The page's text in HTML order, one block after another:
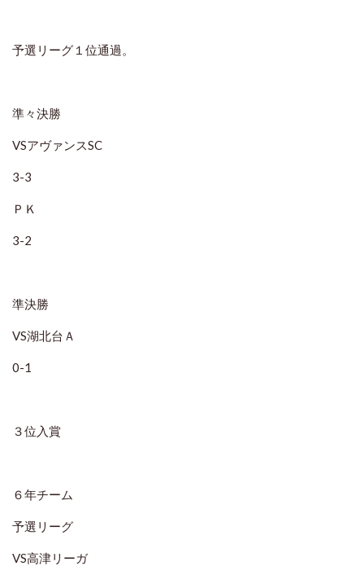
予選リーグ１位通過。
準々決勝
VSアヴァンスSC
3-3
ＰＫ
3-2
準決勝
VS湖北台Ａ
0-1
３位入賞
６年チーム
予選リーグ
VS高津リーガ